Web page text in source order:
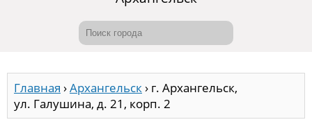
Главная ›Архангельск› г. Архангельск,
ул. Галушина, д. 21, корп. 2